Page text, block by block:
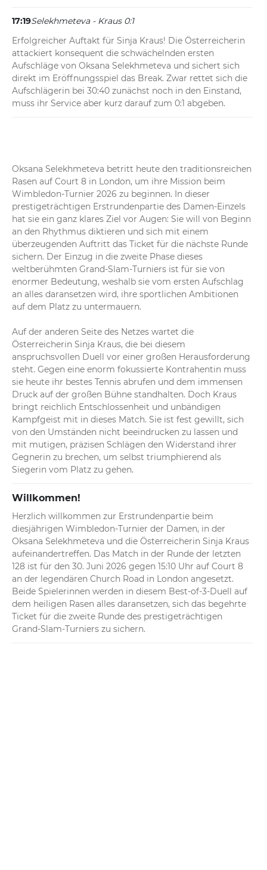
17:19Selekhmeteva - Kraus 0:1
Erfolgreicher Auftakt für Sinja Kraus! Die Österreicherin
attackiert konsequent die schwächelnden ersten
Aufschläge von Oksana Selekhmeteva und sichert sich
direkt im Eröffnungsspiel das Break. Zwar rettet sich die
Aufschlägerin bei 30:40 zunächst noch in den Einstand,
muss ihr Service aber kurz darauf zum 0:1 abgeben.
Oksana Selekhmeteva betritt heute den traditionsreichen
Rasen auf Court 8 in London, um ihre Mission beim
Wimbledon-Turnier 2026 zu beginnen. In dieser
prestigeträchtigen Erstrundenpartie des Damen-Einzels
hat sie ein ganz klares Ziel vor Augen: Sie will von Beginn
an den Rhythmus diktieren und sich mit einem
überzeugenden Auftritt das Ticket für die nächste Runde
sichern. Der Einzug in die zweite Phase dieses
weltberühmten Grand-Slam-Turniers ist für sie von
enormer Bedeutung, weshalb sie vom ersten Aufschlag
an alles daransetzen wird, ihre sportlichen Ambitionen
auf dem Platz zu untermauern.
Auf der anderen Seite des Netzes wartet die
Österreicherin Sinja Kraus, die bei diesem
anspruchsvollen Duell vor einer großen Herausforderung
steht. Gegen eine enorm fokussierte Kontrahentin muss
sie heute ihr bestes Tennis abrufen und dem immensen
Druck auf der großen Bühne standhalten. Doch Kraus
bringt reichlich Entschlossenheit und unbändigen
Kampfgeist mit in dieses Match. Sie ist fest gewillt, sich
von den Umständen nicht beeindrucken zu lassen und
mit mutigen, präzisen Schlägen den Widerstand ihrer
Gegnerin zu brechen, um selbst triumphierend als
Siegerin vom Platz zu gehen.
Willkommen!
Herzlich willkommen zur Erstrundenpartie beim
diesjährigen Wimbledon-Turnier der Damen, in der
Oksana Selekhmeteva und die Österreicherin Sinja Kraus
aufeinandertreffen. Das Match in der Runde der letzten
128 ist für den 30. Juni 2026 gegen 15:10 Uhr auf Court 8
an der legendären Church Road in London angesetzt.
Beide Spielerinnen werden in diesem Best-of-3-Duell auf
dem heiligen Rasen alles daransetzen, sich das begehrte
Ticket für die zweite Runde des prestigeträchtigen
Grand-Slam-Turniers zu sichern.